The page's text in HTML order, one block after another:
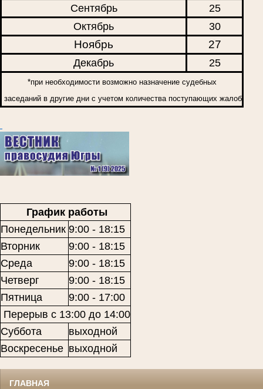
Сентябрь
25
Октябрь
30
Ноябрь 27
Декабрь 25
*при необходимости возможно назначение судебных
заседаний в другие дни с учетом количества поступающих жалоб
График работы
Понедельник 9:00 - 18:15
Вторник
9:00 - 18:15
Среда
9:00 - 18:15
Четверг
9:00 - 18:15
Пятница
9:00 - 17:00
Перерыв с 13:00 до 14:00
Суббота
выходной
Воскресенье выходной
ГЛАВНАЯ